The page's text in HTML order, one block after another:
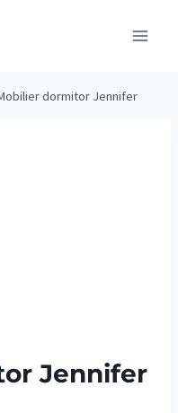
dormitor Jennifer
Jennifer